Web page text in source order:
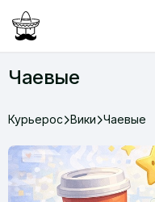
Чаевые
Курьерос Вики Чаевые